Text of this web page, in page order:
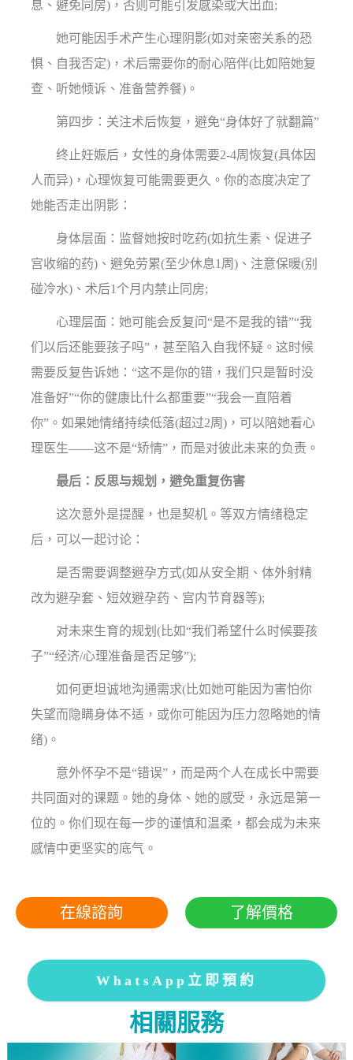
息、避免同房)，否则可能引发感染或大出血;
她可能因手术产生心理阴影(如对亲密关系的恐
惧、自我否定)，术后需要你的耐心陪伴(比如陪她复
查、听她倾诉、准备营养餐)。
第四步：关注术后恢复，避免“身体好了就翻篇”
终止妊娠后，女性的身体需要2-4周恢复(具体因
人而异)，心理恢复可能需要更久。你的态度决定了
她能否走出阴影：
身体层面：监督她按时吃药(如抗生素、促进子
宫收缩的药)、避免劳累(至少休息1周)、注意保暖(别
碰冷水)、术后1个月内禁止同房;
心理层面：她可能会反复问“是不是我的错”“我
们以后还能要孩子吗”，甚至陷入自我怀疑。这时候
需要反复告诉她：“这不是你的错，我们只是暂时没
准备好”“你的健康比什么都重要”“我会一直陪着
你”。如果她情绪持续低落(超过2周)，可以陪她看心
理医生——这不是“矫情”，而是对彼此未来的负责。
最后：反思与规划，避免重复伤害
这次意外是提醒，也是契机。等双方情绪稳定
后，可以一起讨论：
是否需要调整避孕方式(如从安全期、体外射精
改为避孕套、短效避孕药、宫内节育器等);
对未来生育的规划(比如“我们希望什么时候要孩
子”“经济/心理准备是否足够”);
如何更坦诚地沟通需求(比如她可能因为害怕你
失望而隐瞒身体不适，或你可能因为压力忽略她的情
绪)。
意外怀孕不是“错误”，而是两个人在成长中需要
共同面对的课题。她的身体、她的感受，永远是第一
位的。你们现在每一步的谨慎和温柔，都会成为未来
感情中更坚实的底气。
在線諮詢 了解價格
WhatsApp立即預約
相關服務